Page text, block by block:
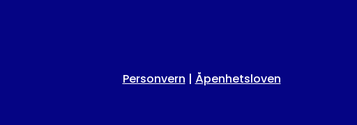
Personvern | Åpenhetsloven